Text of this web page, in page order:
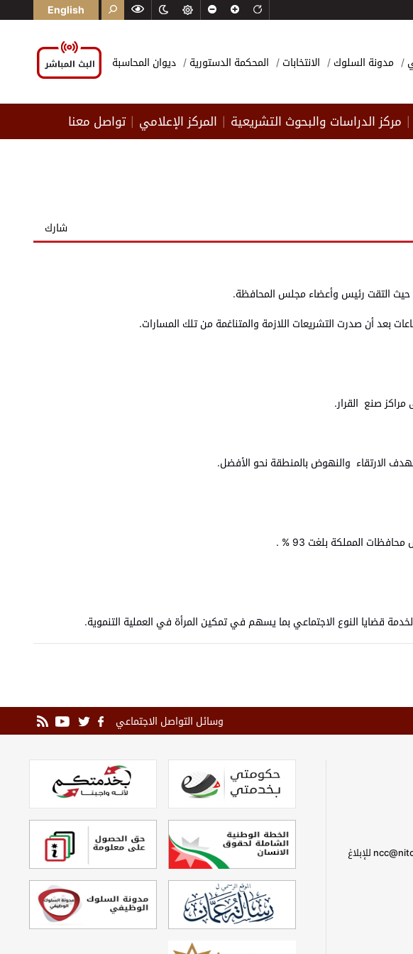
English
مدونة السلوك الانتخابات المحكمة الدستورية ديوان المحاسبة
مركز الدراسات والبحوث التشريعية المركز الإعلامي تواصل معنا
شارك
حيث التقت رئيس وأعضاء مجلس المحافظة.
بعد أن صدرت التشريعات اللازمة والمتناغمة من تلك المسارات.
صنع القرار.
الارتقاء والنهوض بالمنطقة نحو الأفضل.
المملكة بلغت 93 % .
قضايا النوع الاجتماعي بما يسهم في تمكين المرأة في العملية التنموية.
وسائل التواصل الاجتماعي
يرجى الاتصال على 065008080 أو إرسال بريد إلكتروني إلى ncc@nitc.gov.jo للإبلاغ